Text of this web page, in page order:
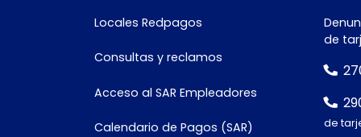
Locales Redpagos
Consultas y reclamos
Acceso al SAR Empleadores
Calendario de Pagos (SAR)
de
de